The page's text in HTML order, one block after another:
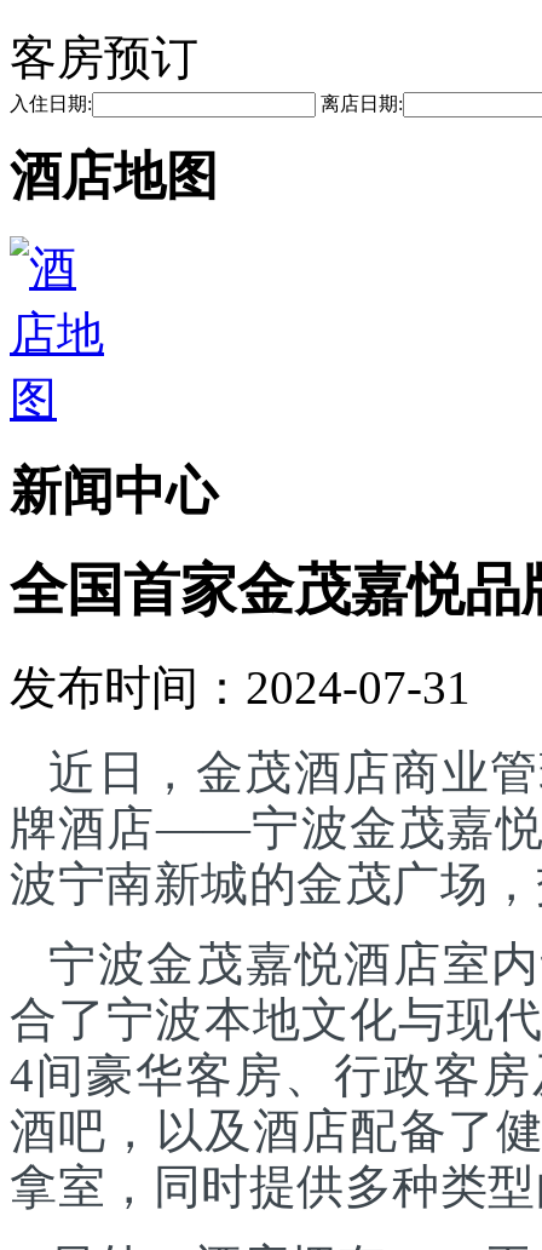
客房预订
入住日期: 离店日期:
酒店地图
新闻中心
全国首家金茂嘉悦品
发布时间：2024-07-31
近日，金茂酒店商业
牌酒店——宁波金茂嘉
波宁南新城的金茂广场
宁波金茂嘉悦酒店室
合了宁波本地文化与现
4间豪华客房、行政客
酒吧，以及酒店配备了
拿室，同时提供多种类